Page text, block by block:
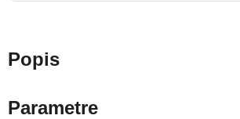
Popis
Parametre